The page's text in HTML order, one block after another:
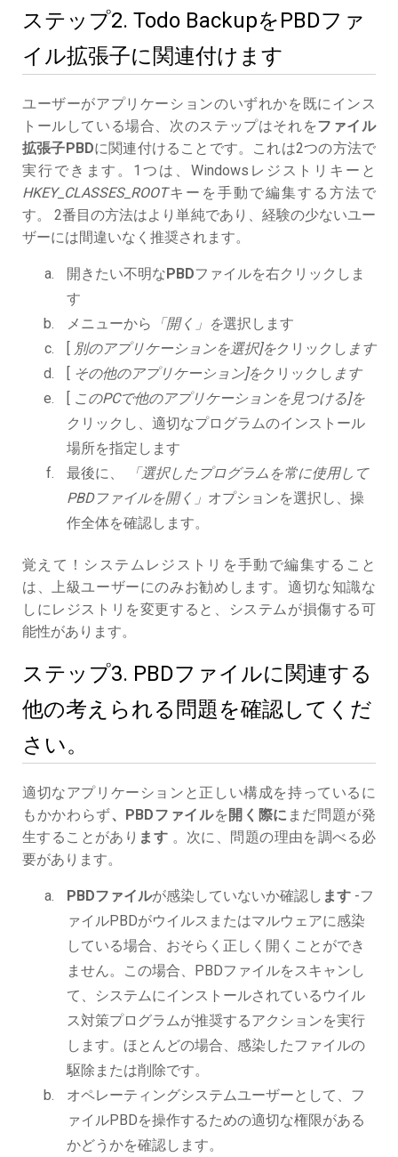
ステップ2. Todo BackupをPBDファ
イル拡張子に関連付けます
ユーザーがアプリケーションのいずれかを既にインス
トールしている場合、次のステップはそれをファイル
拡張子PBDに関連付けることです。これは2つの方法で
実行できます。1つは、Windowsレジストリキーと
HKEY_CLASSES_ROOTキーを手動で編集する方法で
す。 2番目の方法はより単純であり、経験の少ないユー
ザーには間違いなく推奨されます。
開きたい不明なPBDファイルを右クリックしま
す
メニューから
「開く」を選択します
[ 別のアプリケーションを選択]をクリックし ます
[ その他のアプリケーション]をクリックし ます
[ このPCで他のアプリケーションを見つける]を
クリックし、適切なプログラムのインストール
場所を指定します
最後に、
「選択したプログラムを常に使用して
PBDファイルを開く」 オプションを選択し、操
作全体を確認します。
覚えて！システムレジストリを手動で編集すること
は、上級ユーザーにのみお勧めします。適切な知識な
しにレジストリを変更すると、システムが損傷する可
能性があります。
ステップ3. PBDファイルに関連する
他の考えられる問題を確認してくだ
さい。
適切なアプリケーションと正しい構成を持っているに
もかかわらず、PBDファイルを 開く際に まだ問題が発
生することがあり ます 。次に、問題の理由を調べる必
要があります。
PBDファイルが感染していないか確認し ます -フ
ァイルPBDがウイルスまたはマルウェアに感染
している場合、おそらく正しく開くことができ
ません。この場合、PBDファイルをスキャンし
て、システムにインストールされているウイル
ス対策プログラムが推奨するアクションを実行
します。ほとんどの場合、感染したファイルの
駆除または削除です。
オペレーティングシステムユーザーとして、フ
ァイルPBDを操作するための適切な権限がある
かどうかを確認します。